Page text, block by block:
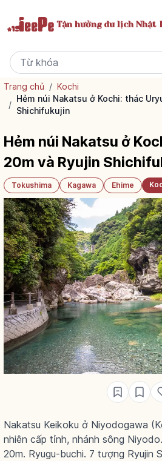
Tận hưởngdu lịch Nhật
Trang chủ / Kochi
/
Hẻm núi Nakatsu ở Kochi: thác
Shichifukujin
Hẻm núi Nakatsu ở
20m và Ryujin
Tokushima Kagawa Ehime
Nakatsu Keikoku ở Niyodogawa
nhiên cấp tỉnh, nhánh sông
20m. Ryugu-buchi. 7 tượng Ryujin